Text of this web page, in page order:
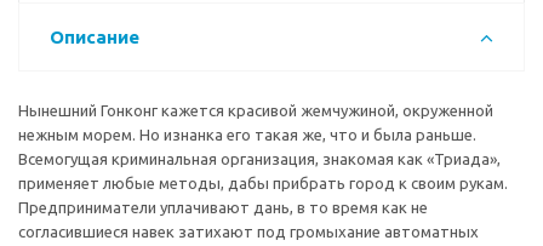
Описание
Нынешний Гонконг кажется красивой жемчужиной, окруженной
нежным морем. Но изнанка его такая же, что и была раньше.
Всемогущая криминальная организация, знакомая как «Триада»,
применяет любые методы, дабы прибрать город к своим рукам.
Предприниматели уплачивают дань, в то время как не
согласившиеся навек затихают под громыхание автоматных